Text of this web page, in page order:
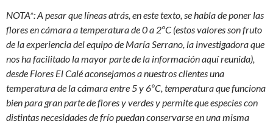
NOTA*: A pesar que líneas atrás, en este texto, se habla de poner las
flores en cámara a temperatura de 0 a 2ºC (estos valores son fruto
de la experiencia del equipo de María Serrano, la investigadora que
nos ha facilitado la mayor parte de la información aquí reunida),
desde Flores El Calé aconsejamos a nuestros clientes una
temperatura de la cámara entre 5 y 6ºC, temperatura que funciona
bien para gran parte de flores y verdes y permite que especies con
distintas necesidades de frío puedan conservarse en una misma